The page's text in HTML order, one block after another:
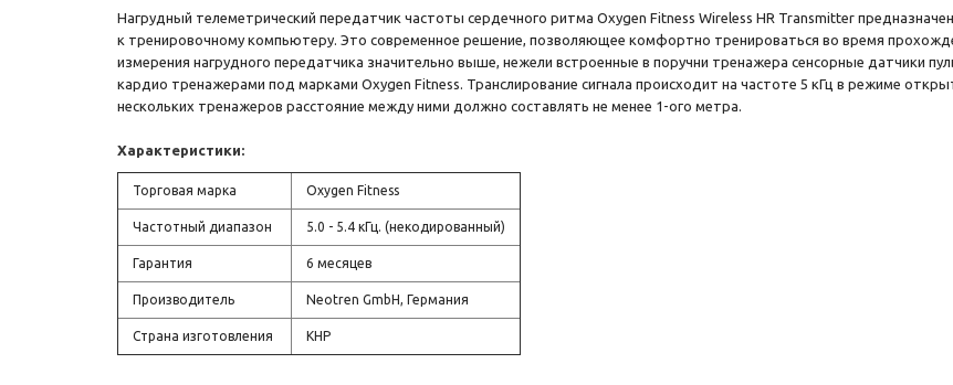
Нагрудный телеметрический передатчик частоты сердечного ритма Oxygen Fitness Wireless HR Transmitter
к тренировочному компьютеру. Это современное решение, позволяющее комфортно тренироваться во время
измерения нагрудного передатчика значительно выше, нежели встроенные в поручни тренажера сенсорные датчики
кардио тренажерами под марками Oxygen Fitness. Транслирование сигнала происходит на частоте 5 кГц в режиме
нескольких тренажеров расстояние между ними должно составлять не менее 1-ого метра.
Характеристики:
Торговая марка Oxygen Fitness
Частотный диапазон 5.0 - 5.4 кГц. (некодированный)
Гарантия 6 месяцев
Производитель Neotren GmbH, Германия
Страна изготовления КНР